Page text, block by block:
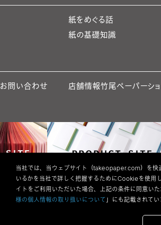
紙をめぐる話
紙の基礎知識
お問い合わせ 店舗情報竹尾ペーパーシ
当社では、当ウェブサイト（takeopaper.com）を快
いるかを当社で詳しく把握するためにCookieを使用
イトをご利用いただいた場合、上記の条件に同意い
様の個人情報の取り扱いについて 」にも記載されて